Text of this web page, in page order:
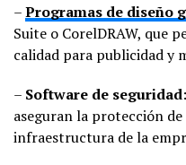
–Programas de diseño
Suite o CorelDRAW, que
calidad para publicidad y
– Software de seguridad:
aseguran la protección
infraestructura de la